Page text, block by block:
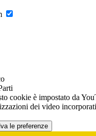
cookie è impostato da
dei video
le preferenze